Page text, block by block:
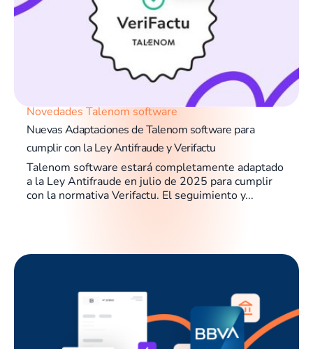
Novedades Talenom software
Nuevas Adaptaciones de Talenom software para
cumplir con la Ley Antifraude y Verifactu
Talenom software estará completamente adaptado
a la Ley Antifraude en julio de 2025 para cumplir
con la normativa Verifactu. El seguimiento y...